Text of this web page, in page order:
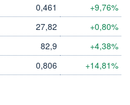
DERNIER ÉCHANGE
06.08.26 / 17:54:51
LIMITE À LA
PER ESTIMÉ
2026
0,461 +9,76%
27,82 +0,80%
82,9 +4,38%
0,806 +14,81%